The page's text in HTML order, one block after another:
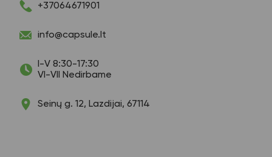
+37064671901
info@capsule.lt
I-V 8:30-17:30
VI-VII Nedirbame
Seinų g. 12, Lazdijai, 67114